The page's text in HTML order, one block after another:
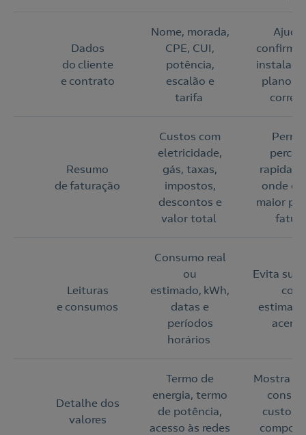
Dados
do cliente
e contrato
Nome, morada,
CPE, CUI,
potência,
escalão e
tarifa
Ajuda
plano
Resumo
de faturação
Custos com
eletricidade,
gás, taxas,
impostos,
descontos e
valor total
onde
maior
Leituras
e consumos
Consumo real
ou
estimado, kWh,
datas e
períodos
horários
Evita
com
Detalhe dos
valores
Termo de
energia, termo
de potência,
acesso às redes
Mostra o
custo